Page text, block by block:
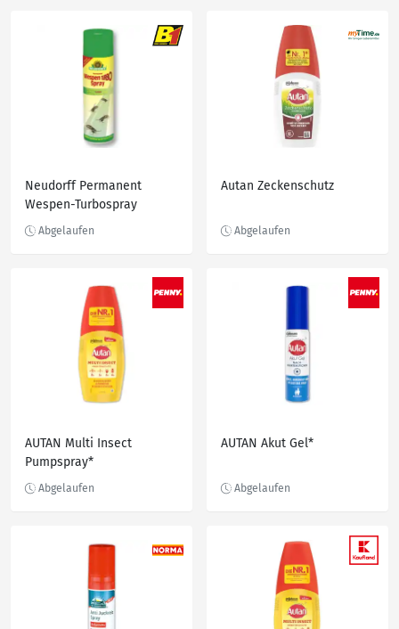
Neudorff Permanent
Wespen-Turbospray
Autan Zeckenschutz
AUTAN Multi Insect
Pumpspray*
AUTAN Akut Gel*